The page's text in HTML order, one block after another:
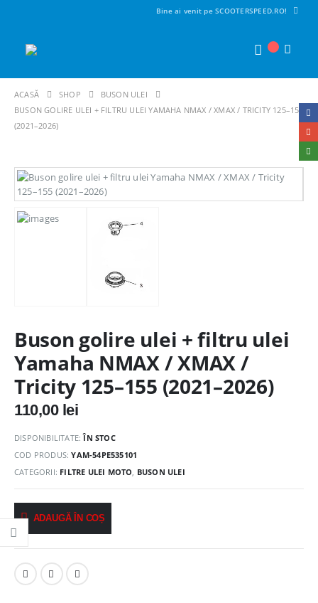
Bine ai venit pe SCOOTERSPEED.RO!
ACASĂ SHOP
BUSON ULEI
BUSON GOLIRE ULEI + FILTRU ULEI YAMAHA NMAX / XMAX / TRICITY 125–155
(2021–2026)
Buson golire ulei + filtru ulei
Yamaha NMAX / XMAX /
Tricity 125–155 (2021–2026)
110,00 lei
DISPONIBILITATE:ÎN STOC
COD PRODUS:YAM-54PE535101
CATEGORII: FILTRE ULEI MOTO BUSON ULEI
ADAUGĂ ÎN COȘ